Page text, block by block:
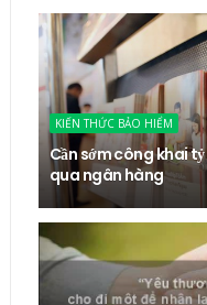
KIẾN THỨC BẢO HIỂM
Cần sớm công khai
qua ngân hàng